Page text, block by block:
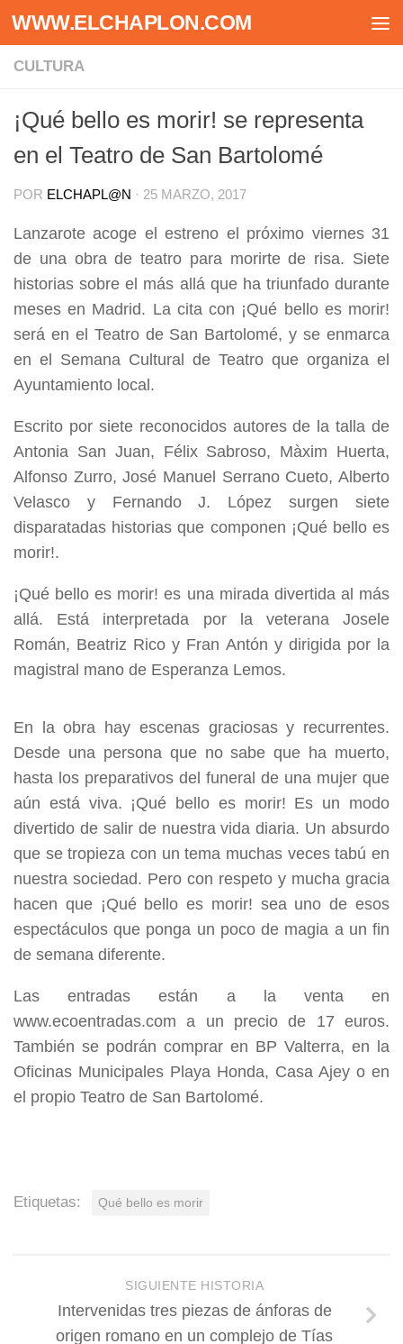
Saltar al contenido
WWW.ELCHAPLON.COM
CULTURA
¡Qué bello es morir! se representa
en el Teatro de San Bartolomé
POR ELCHAPL@N · 25 MARZO, 2017
Lanzarote acoge el estreno el próximo viernes 31
de una obra de teatro para morirte de risa. Siete
historias sobre el más allá que ha triunfado durante
meses en Madrid. La cita con ¡Qué bello es morir!
será en el Teatro de San Bartolomé, y se enmarca
en el Semana Cultural de Teatro que organiza el
Ayuntamiento local.
Escrito por siete reconocidos autores de la talla de
Antonia San Juan, Félix Sabroso, Màxim Huerta,
Alfonso Zurro, José Manuel Serrano Cueto, Alberto
Velasco y Fernando J. López surgen siete
disparatadas historias que componen ¡Qué bello es
morir!.
¡Qué bello es morir! es una mirada divertida al más
allá. Está interpretada por la veterana Josele
Román, Beatriz Rico y Fran Antón y dirigida por la
magistral mano de Esperanza Lemos.
En la obra hay escenas graciosas y recurrentes.
Desde una persona que no sabe que ha muerto,
hasta los preparativos del funeral de una mujer que
aún está viva. ¡Qué bello es morir! Es un modo
divertido de salir de nuestra vida diaria. Un absurdo
que se tropieza con un tema muchas veces tabú en
nuestra sociedad. Pero con respeto y mucha gracia
hacen que ¡Qué bello es morir! sea uno de esos
espectáculos que ponga un poco de magia a un fin
de semana diferente.
Las entradas están a la venta en
www.ecoentradas.com a un precio de 17 euros.
También se podrán comprar en BP Valterra, en la
Oficinas Municipales Playa Honda, Casa Ajey o en
el propio Teatro de San Bartolomé.
Etiquetas: Qué bello es morir
SIGUIENTE HISTORIA
Intervenidas tres piezas de ánforas de
origen romano en un complejo de Tías